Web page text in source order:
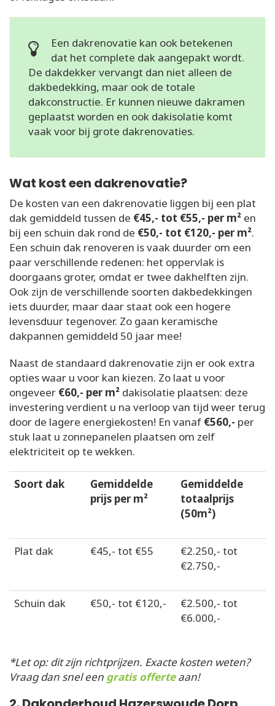
Een dakrenovatie kan ook betekenen
dat het complete dak aangepakt wordt.
De dakdekker vervangt dan niet alleen de
dakbedekking, maar ook de totale
dakconstructie. Er kunnen nieuwe dakramen
geplaatst worden en ook dakisolatie komt
vaak voor bij grote dakrenovaties.
Wat kost een dakrenovatie?
De kosten van een dakrenovatie liggen bij een plat
dak gemiddeld tussen de €45,- tot €55,- per m² en
bij een schuin dak rond de €50,- tot €120,- per m².
Een schuin dak renoveren is vaak duurder om een
paar verschillende redenen: het oppervlak is
doorgaans groter, omdat er twee dakhelften zijn.
Ook zijn de verschillende soorten dakbedekkingen
iets duurder, maar daar staat ook een hogere
levensduur tegenover. Zo gaan keramische
dakpannen gemiddeld 50 jaar mee!
Naast de standaard dakrenovatie zijn er ook extra
opties waar u voor kan kiezen. Zo laat u voor
ongeveer €60,- per m² dakisolatie plaatsen: deze
investering verdient u na verloop van tijd weer terug
door de lagere energiekosten! En vanaf €560,- per
stuk laat u zonnepanelen plaatsen om zelf
elektriciteit op te wekken.
Soort dak
Gemiddelde
prijs per m²
Gemiddelde
totaalprijs
(50m²)
Plat dak €45,- tot €55
€2.250,- tot
€2.750,-
Schuin dak €50,- tot €120,-
€2.500,- tot
€6.000,-
*Let op: dit zijn richtprijzen. Exacte kosten weten?
Vraag dan snel een gratis offerteaan!